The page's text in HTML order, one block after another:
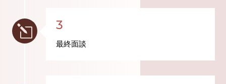
l 3
最終面談